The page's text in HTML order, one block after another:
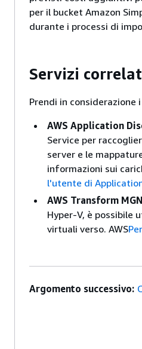
per il bucket Amazon
durante i processi di
Servizi
Prendi in considerazione
AWS Application
Service per
server e le
informazioni sui
l'utente di
AWS Transform MGN
Hyper-V, è possibile
virtuali verso. AWS
Argomento successivo: